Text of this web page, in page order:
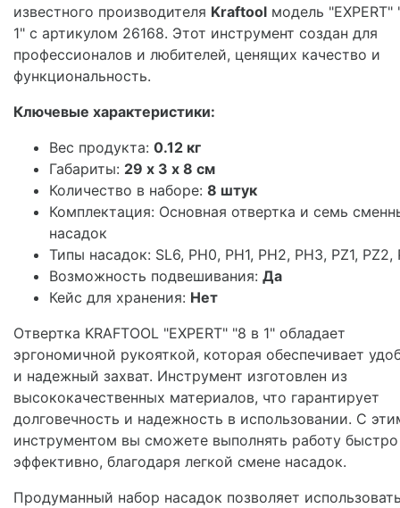
известного производителя Kraftool модель "EXPERT"
1" с артикулом 26168. Этот инструмент создан для
профессионалов и любителей, ценящих качество и
функциональность.
Ключевые характеристики:
Вес продукта: 0.12 кг
Габариты: 29 х 3 х 8 см
Количество в наборе: 8 штук
Комплектация: Основная отвертка и семь
насадок
Типы насадок: SL6, PH0, PH1, PH2, PH3, PZ1, PZ2,
Возможность подвешивания: Да
Кейс для хранения: Нет
Отвертка KRAFTOOL "EXPERT" "8 в 1" обладает
эргономичной рукояткой, которая обеспечивает
и надежный захват. Инструмент изготовлен из
высококачественных материалов, что гарантирует
долговечность и надежность в использовании. С
инструментом вы сможете выполнять работу
эффективно, благодаря легкой смене насадок.
Продуманный набор насадок позволяет